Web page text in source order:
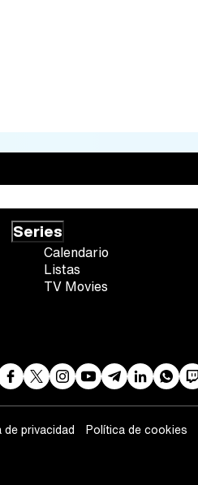
Series
Calendario
Listas
TV Movies
de privacidad Política de cookies